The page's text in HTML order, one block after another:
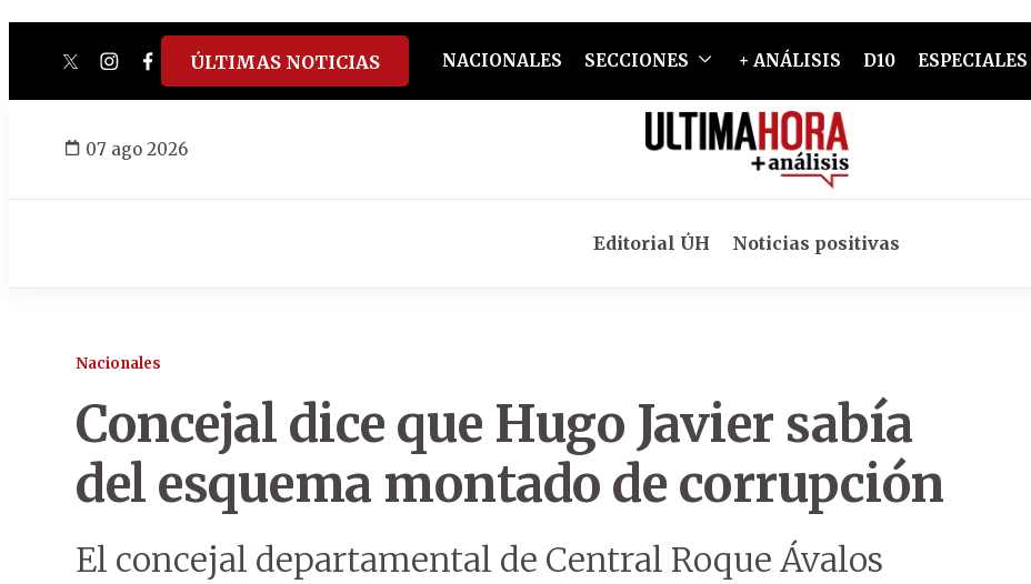
twitterinstagram
facebook
tiktokyoutube
spotify
ÚLTIMAS NOTICIAS NACIONALES SECCIONES + ANÁLISIS D10 ESPECIALES
07 ago 2026
Editorial ÚH Noticias positivas
Nacionales
Concejal dice que Hugo Javier sabía
del esquema montado de corrupción
El concejal departamental de Central Roque Ávalos